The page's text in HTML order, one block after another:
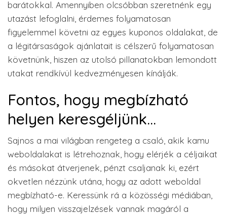
barátokkal. Amennyiben olcsóbban szeretnénk egy
utazást lefoglalni, érdemes folyamatosan
figyelemmel követni az egyes kuponos oldalakat, de
a légitársaságok ajánlatait is célszerű folyamatosan
követnünk, hiszen az utolsó pillanatokban lemondott
utakat rendkívül kedvezményesen kínálják.
Fontos, hogy megbízható
helyen keresgéljünk…
Sajnos a mai világban rengeteg a csaló, akik kamu
weboldalakat is létrehoznak, hogy elérjék a céljaikat
és másokat átverjenek, pénzt csaljanak ki, ezért
okvetlen nézzünk utána, hogy az adott weboldal
megbízható-e. Keressünk rá a közösségi médiában,
hogy milyen visszajelzések vannak magáról a